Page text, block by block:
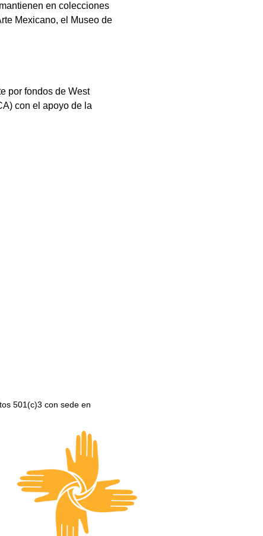
en colecciones
Mexicano, el Museo de
por fondos de West
con el apoyo de la
501(c)3 con sede en